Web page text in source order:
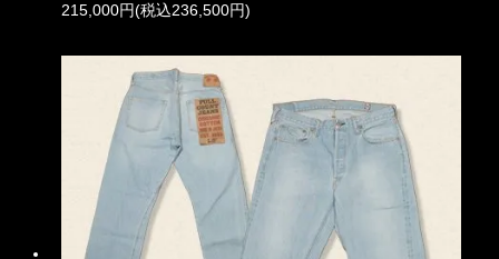
215,000円(税込236,500円)